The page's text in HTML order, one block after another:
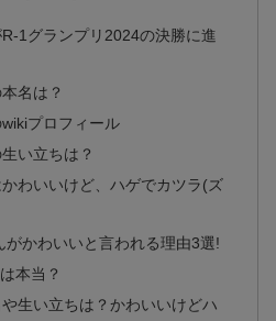
1グランプリ2024の決勝に進
名は？
プロフィール
い立ちは？
わいいけど、ハゲでカツラ(ズ
がかわいいと言われる理由3選!
本当？
生い立ちは？かわいいけどハ